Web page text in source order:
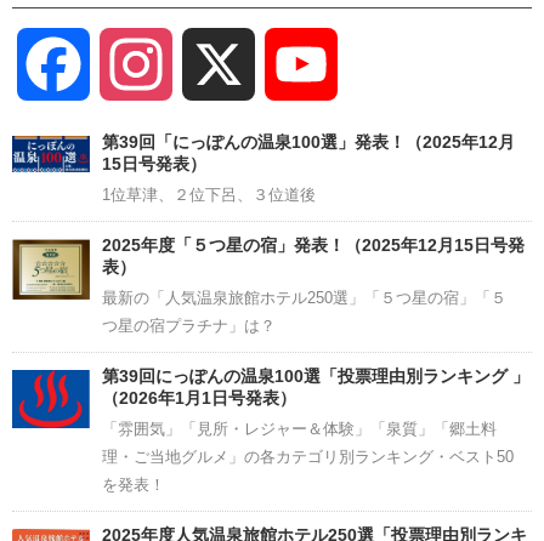
Facebook Instagram
Channel
第39回「にっぽんの温泉100選」発表！（2025年12月
15日号発表）
1位草津、２位下呂、３位道後
2025年度「５つ星の宿」発表！（2025年12月15日号発
表）
最新の「人気温泉旅館ホテル250選」「５つ星の宿」「５
つ星の宿プラチナ」は？
第39回にっぽんの温泉100選「投票理由別ランキング 」
（2026年1月1日号発表）
「雰囲気」「見所・レジャー＆体験」「泉質」「郷土料
理・ご当地グルメ」の各カテゴリ別ランキング・ベスト50
を発表！
2025年度人気温泉旅館ホテル250選「投票理由別ランキ